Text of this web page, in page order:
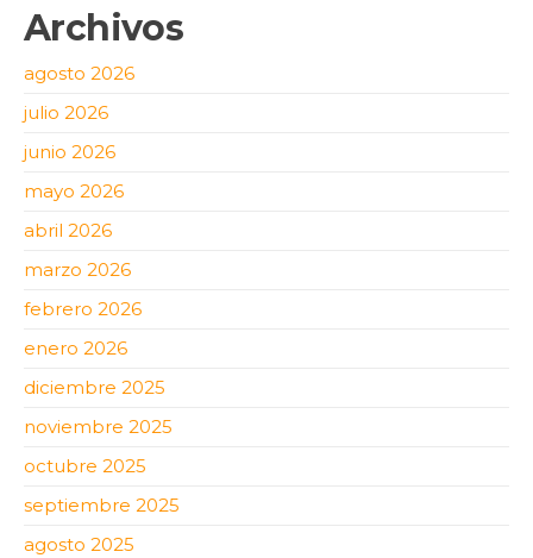
Archivos
agosto 2026
julio 2026
junio 2026
mayo 2026
abril 2026
marzo 2026
febrero 2026
enero 2026
diciembre 2025
noviembre 2025
octubre 2025
septiembre 2025
agosto 2025